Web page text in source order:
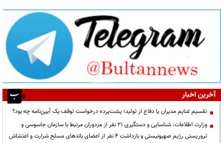
آخرین اخبار
تقسیم غنایم مدیران یا دفاع از تولید؛ پشت‌پرده درخواست توقف یک آیین‌نامه چه بود؟
وزارت اطلاعات: شناسایی و دستگیری ۲۱ نفر از مزدوران مرتبط با سازمان جاسوسی و
تروریستی رژیم صهیونیستی و بازداشت ۴ نفر از اعضای باندهای مسلح شرارت و اغتشاش